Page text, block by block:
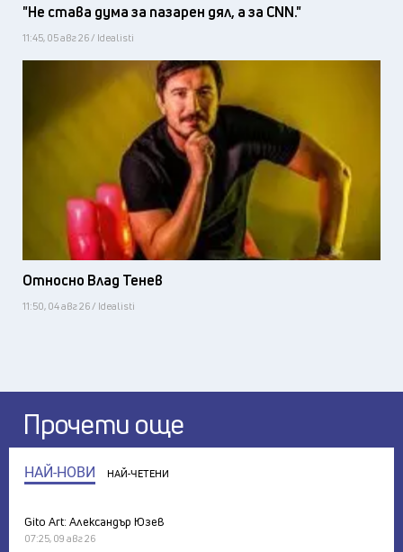
"Не става дума за пазарен дял, а за CNN."
11:45, 05 авг 26 / Idealisti
Относно Влад Тенев
11:50, 04 авг 26 / Idealisti
Прочети още
НАЙ-НОВИ НАЙ-ЧЕТЕНИ
Gito Art: Александър Юзев
07:25, 09 авг 26